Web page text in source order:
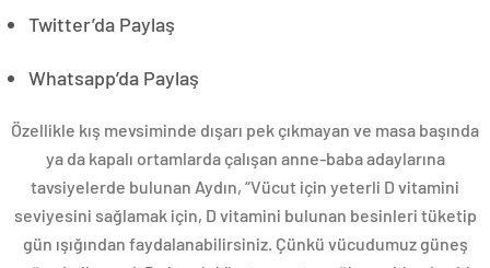
Twitter’da Paylaş
Whatsapp’da Paylaş
Özellikle kış mevsiminde dışarı pek çıkmayan ve masa başında
ya da kapalı ortamlarda çalışan anne-baba adaylarına
tavsiyelerde bulunan Aydın, “Vücut için yeterli D vitamini
seviyesini sağlamak için, D vitamini bulunan besinleri tüketip
gün ışığından faydalanabilirsiniz. Çünkü vücudumuz güneş